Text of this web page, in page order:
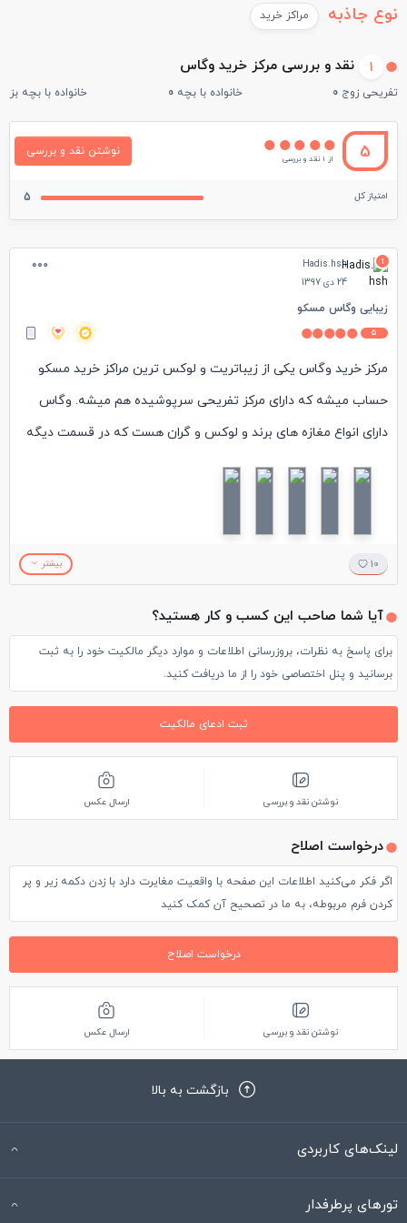
نوع جاذبه مراکز خرید
1 نقد و بررسی مرکز خرید وگاس
تفریحی زوج 0 خانواده با بچه 0 خانواده با بچه
5 از 1 نقد و بررسی
نوشتن نقد و بررسی
امتیاز کل 5
1
Hadis.hsh
24 دی 1397
زیبایی وگاس مسکو
5
مرکز خرید وگاس یکی از زیباتریت و لوکس ترین مراکز خرید مسکو
حساب میشه که دارای مرکز تفریحی سرپوشیده هم میشه. وگاس
دارای انواع مغازه های برند و لوکس و گران هست که در قسمت دیگه
رستوران های مختلف رو شامل میشه.یکی از دیدنی ترین مراکز مسکو
10 بیشتر
آیا شما صاحب این کسب و کار هستید؟
برای پاسخ به نظرات، بروزرسانی اطلاعات و موارد دیگر مالکیت خود را به ثبت
برسانید و پنل اختصاصی خود را از ما دریافت کنید.
ثبت ادعای مالکیت
نوشتن نقد و بررسی ارسال عکس
درخواست اصلاح
اگر فکر می‌کنید اطلاعات این صفحه با واقعیت مغایرت دارد با زدن دکمه زیر و پر
کردن فرم مربوطه، به ما در تصحیح آن کمک کنید
درخواست اصلاح
نوشتن نقد و بررسی ارسال عکس
بازگشت به بالا
لینک‌های کاربردی
تورهای پرطرفدار